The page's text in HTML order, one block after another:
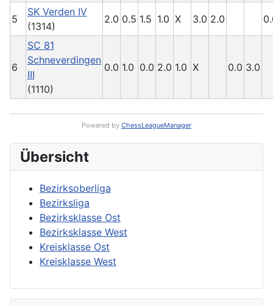
Übersicht
Bezirksoberliga
Bezirksliga
Bezirksklasse Ost
Bezirksklasse West
Kreisklasse Ost
Kreisklasse West
5
SK Verden IV
(1314)
2.0 0.5 1.5 1.0 X 3.0 2.0
6
SC 81
Schneverdingen
III
(1110)
0.0 1.0 0.0 2.0 1.0 X 0.0 3.0
Powered by ChessLeagueManager